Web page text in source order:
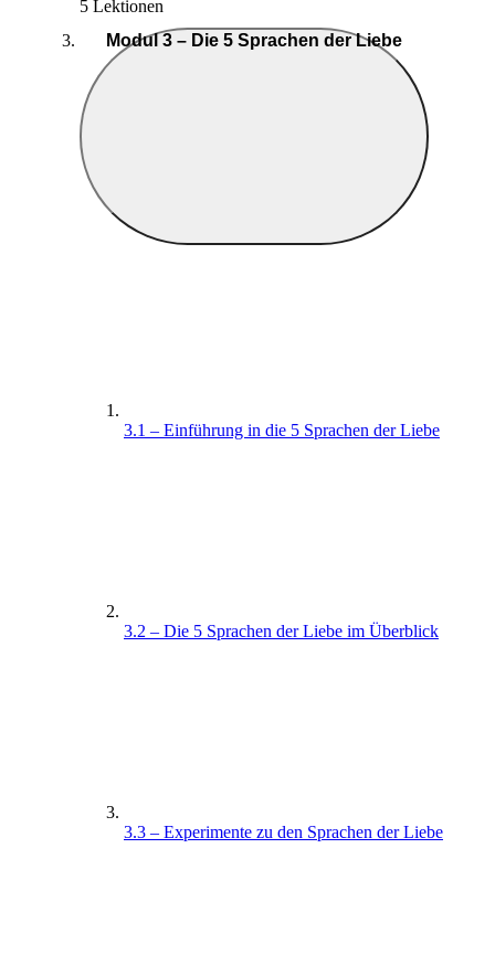
5 Lektionen
Modul 3 – Die 5 Sprachen der Liebe
3.1 – Einführung in die 5 Sprachen der Liebe
3.2 – Die 5 Sprachen der Liebe im Überblick
3.3 – Experimente zu den Sprachen der Liebe